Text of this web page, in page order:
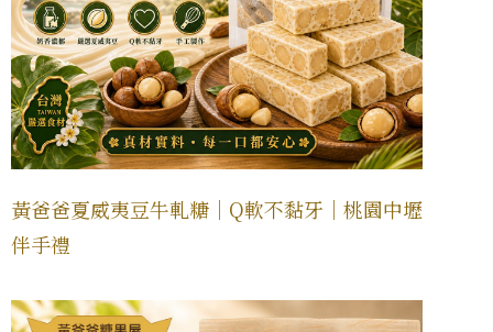
黃爸爸夏威夷豆牛軋糖｜Q軟不黏牙｜桃園中壢
伴手禮